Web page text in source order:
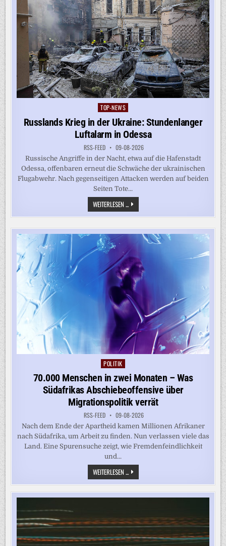
Posted
in
TOP-NEWS
Russlands Krieg in der Ukraine: Stundenlanger
Luftalarm in Odessa
RSS-FEED 09-08-2026
Russische Angriffe in der Nacht, etwa auf die Hafenstadt
Odessa, offenbaren erneut die Schwäche der ukrainischen
Flugabwehr. Nach gegenseitigen Attacken werden auf beiden
Seiten Tote...
WEITERLESEN ... RUSSLANDS
KRIEG
IN
UKRAINE:
STUNDENLANGER
LUFTALARM
IN
ODESSA
Posted
in
POLITIK
70.000 Menschen in zwei Monaten – Was
Südafrikas Abschiebeoffensive über
Migrationspolitik verrät
RSS-FEED 09-08-2026
Nach dem Ende der Apartheid kamen Millionen Afrikaner
nach Südafrika, um Arbeit zu finden. Nun verlassen viele das
Land. Eine Spurensuche zeigt, wie Fremdenfeindlichkeit
und...
WEITERLESEN ... 70.000
MENSCHEN
IN
ZWEI
MONATEN
SÜDAFRIKAS
ABSCHIEBEOFFENSIVE
ÜBER
MIGRATIONSPOLITIK
VERRÄT